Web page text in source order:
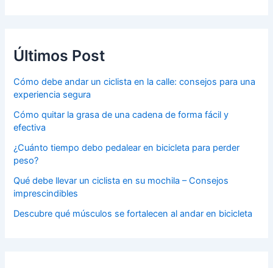
Últimos Post
Cómo debe andar un ciclista en la calle: consejos para una
experiencia segura
Cómo quitar la grasa de una cadena de forma fácil y
efectiva
¿Cuánto tiempo debo pedalear en bicicleta para perder
peso?
Qué debe llevar un ciclista en su mochila – Consejos
imprescindibles
Descubre qué músculos se fortalecen al andar en bicicleta